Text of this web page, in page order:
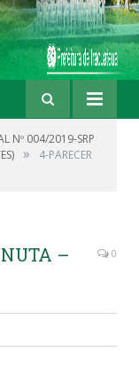
Nº 004/2019-SRP
»
4-PARECER
–
0